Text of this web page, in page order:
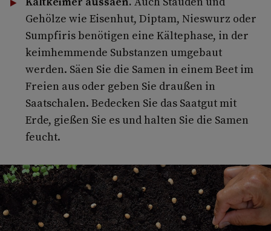
Gehölze wie Eisenhut, Diptam, Nieswurz oder
Sumpfiris benötigen eine Kältephase, in der
keimhemmende Substanzen umgebaut
werden. Säen Sie die Samen in einem Beet im
Freien aus oder geben Sie draußen in
Saatschalen. Bedecken Sie das Saatgut mit
Erde, gießen Sie es und halten Sie die Samen
feucht.